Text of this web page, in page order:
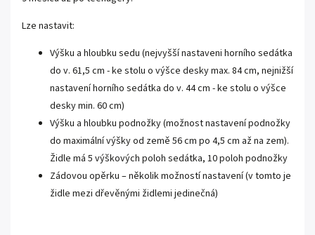
Lze nastavit:
Výšku a hloubku sedu (nejvyšší nastaveni horního sedátka
do v. 61,5 cm - ke stolu o výšce desky max. 84 cm, nejnižší
nastavení horního sedátka do v. 44 cm - ke stolu o výšce
desky min. 60 cm)
Výšku a hloubku podnožky (možnost nastavení podnožky
do maximální výšky od země 56 cm po 4,5 cm až na zem).
Židle má 5 výškových poloh sedátka, 10 poloh podnožky
Zádovou opěrku – několik možností nastavení (v tomto je
židle mezi dřevěnými židlemi jedinečná)